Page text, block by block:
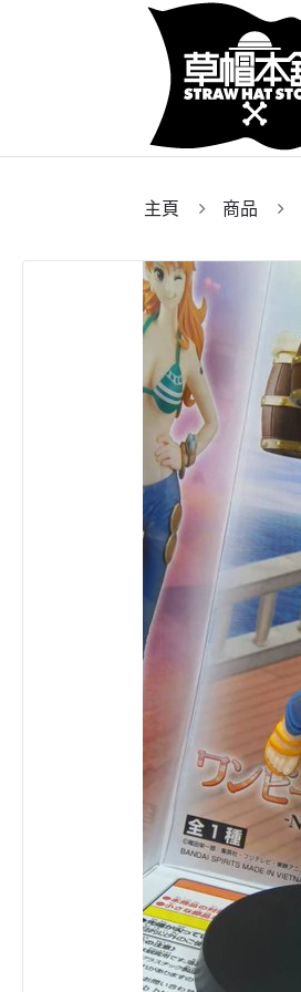
主頁 商品